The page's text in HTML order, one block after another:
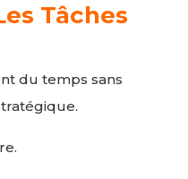
Tâches
du temps sans